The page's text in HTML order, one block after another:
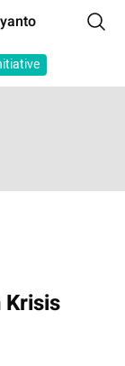
Krisis